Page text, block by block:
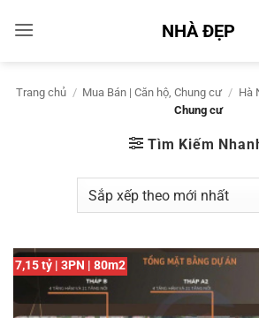
qua
NHÀ ĐẸP
Trang chủ / Mua Bán | Căn hộ, Chung cư / Hà
Chung cư
Tìm Kiếm
7,15 tỷ | 3PN | 80m2